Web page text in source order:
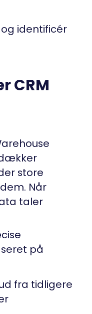
identificér
CRM
store
Når
taler
på
fra tidligere